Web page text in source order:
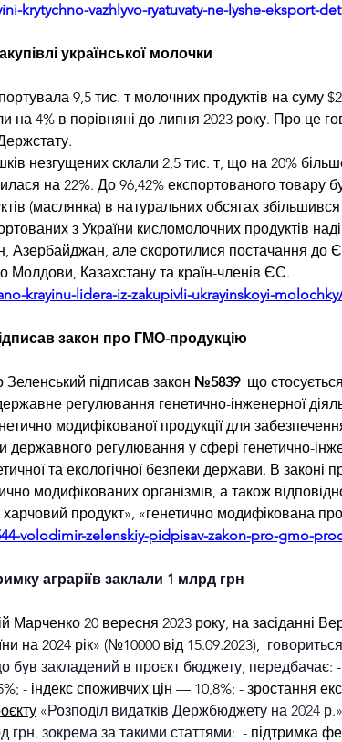
krytychno-vazhlyvo-ryatuvaty-ne-lyshe-eksport-
української молочки
9,5 тис. т молочних продуктів на суму
на 4% в порівняні до липня 2023 року. Про це
незгущених склали 2,5 тис. т, що на 20%
на 22%. До 96,42% експортованого товару
(маслянка) в натуральних обсягах
з України кисломолочних продуктів
Азербайджан, але скоротилися постачання до
Молдови, Казахстану та країн-членів ЄС.
krayinu-lidera-iz-zakupivli-ukrayinskoyi-
закон про ГМО-продукцію
підписав закон №5839 що
регулювання генетично-інженерної
модифікованої продукції для
державного регулювання у сфері генетично-
та екологічної безпеки держави. В
модифікованих організмів, а також
продукт», «генетично модифікована
volodimir-zelenskiy-pidpisav-zakon-pro-gmo-
аграріїв заклали 1 млрд грн
Марченко 20 вересня 2023 року, на засіданні
на 2024 рік» (№10000 від 15.09.2023),
був закладений в проєкт бюджету, передбачає: -
- індекс споживчих цін — 10,8%; - зростання
«Розподіл видатків Держбюджету на 2024
грн, зокрема за такими статтями:  - підтримка